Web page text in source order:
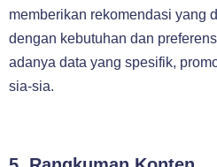
memberikan rekomendasi yang
dengan kebutuhan dan
adanya data yang spesifik,
sia-sia.